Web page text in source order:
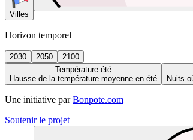
Villes
Horizon temporel
2030 2050
2100
Température été
Hausse de la température moyenne en été
Nuits
Une initiative par Bonpote.com
Soutenir le projet